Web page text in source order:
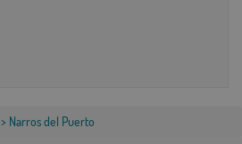
> Narros del Puerto